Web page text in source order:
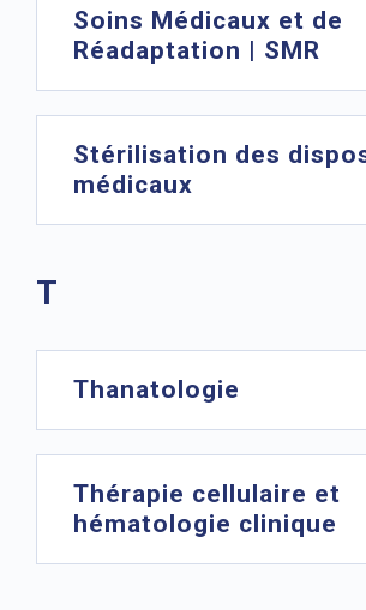
Soins Médicaux et de
Réadaptation | SMR
Stérilisation des
médicaux
T
Thanatologie
Thérapie cellulaire et
hématologie clinique